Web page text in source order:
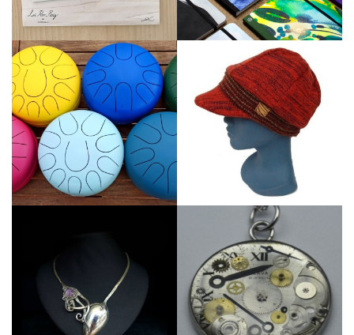
Veure perfil Veure perfil
Veure perfil
Veure perfil